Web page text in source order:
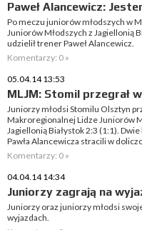
Paweł Alancewicz:
Po meczu juniorów młodszych w
Juniorów Młodszych z Jagiellonią
udzielił trener Paweł Alancewicz.
Komentarzy: 0 »
05.04.14 13:53
MLJM: Stomil przegrał
Juniorzy młodsi Stomilu Olsztyn
Makroregionalnej Lidze Juniorów
Jagiellonią Białystok 2:3 (1:1).
Pawła Alancewicza stracili w
Komentarzy: 0 »
04.04.14 14:34
Juniorzy zagrają na
Juniorzy oraz juniorzy młodsi
wyjazdach.